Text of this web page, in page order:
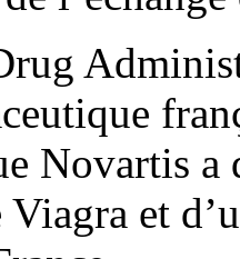
Novartis a
Viagra et